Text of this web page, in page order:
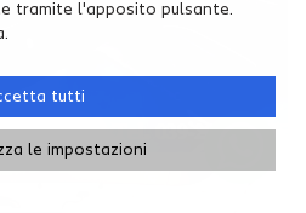
tramite l'apposito pulsante.
tutti
le impostazioni